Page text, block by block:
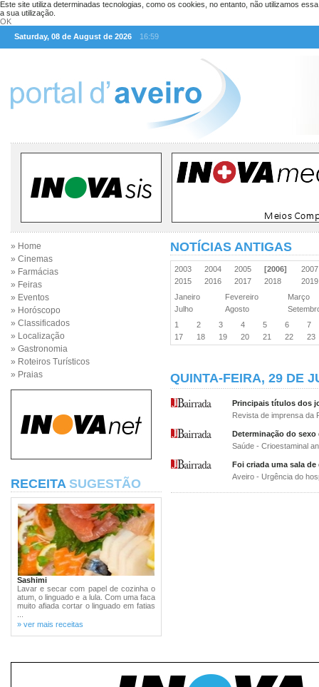
Este site utiliza determinadas tecnologias, como os cookies, no entanto, não utilizamos
a sua utilização.
OK
Saturday, 08 de August de 2026
16:59
» Home
» Cinemas
» Farmácias
» Feiras
» Eventos
» Horóscopo
» Classificados
» Localização
» Gastronomia
» Roteiros Turísticos
» Praias
RECEITA SUGESTÃO
Sashimi
Lavar e secar com papel de cozinha o
atum, o linguado e a lula. Com uma faca
muito afiada cortar o linguado em fatias
» ver mais receitas
NOTÍCIAS ANTIGAS
2003 2004 2005 [2006]
2015
2016 2017 2018
Janeiro
Fevereiro
Março
Julho
Agosto
1
2 3 4 5 6
7
17
18 19 20 21 22 23
QUINTA-FEIRA, 29 DE
Principais títulos dos
Revista de imprensa da
Determinação do
Saúde - Crioestaminal
Foi criada uma sala
Aveiro - Urgência do